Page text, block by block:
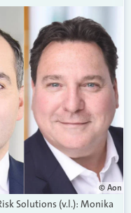
© Aon
Solutions (v.l.): Monika